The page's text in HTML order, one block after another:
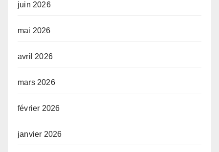
juin 2026
mai 2026
avril 2026
mars 2026
février 2026
janvier 2026